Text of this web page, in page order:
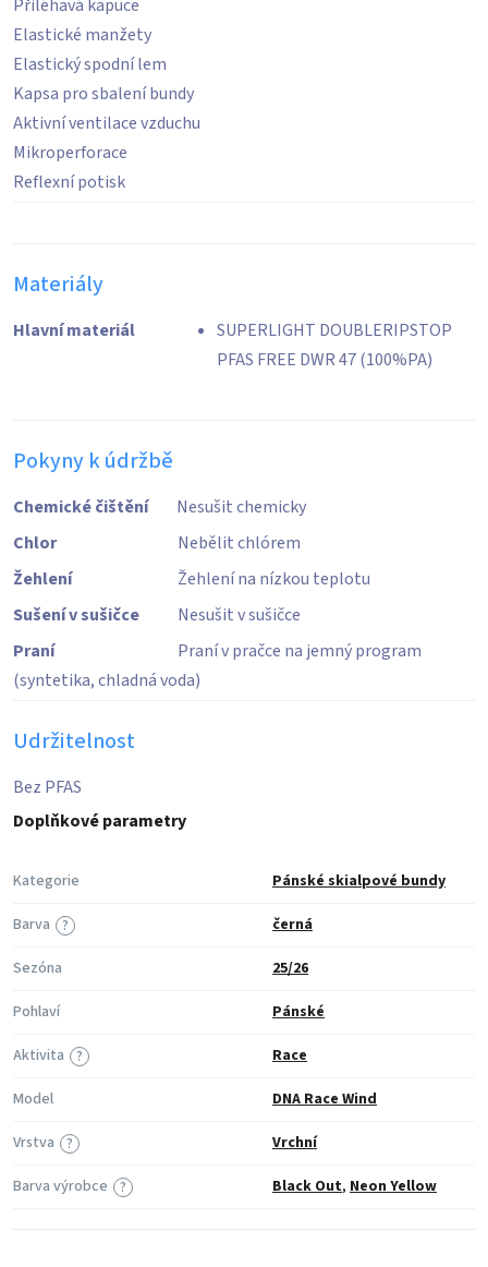
Přiléhavá kapuce
Elastické manžety
Elastický spodní lem
Kapsa pro sbalení bundy
Aktivní ventilace vzduchu
Mikroperforace
Reflexní potisk
Materiály
Hlavní materiál
SUPERLIGHT DOUBLERIPSTOP
PFAS FREE DWR 47 (100%PA)
Pokyny k údržbě
Chemické čištění
Nesušit chemicky
Chlor
Nebělit chlórem
Žehlení
Žehlení na nízkou teplotu
Sušení v sušičce
Nesušit v sušičce
Praní
Praní v pračce na jemný program
(syntetika, chladná voda)
Udržitelnost
Bez PFAS
Doplňkové parametry
Kategorie Pánské skialpové bundy
?
Barva
černá
Sezóna
25/26
Pohlaví
Pánské
?
Aktivita
Race
Model
DNA Race Wind
?
Vrstva Vrchní
?
Barva výrobce Black Out, Neon Yellow